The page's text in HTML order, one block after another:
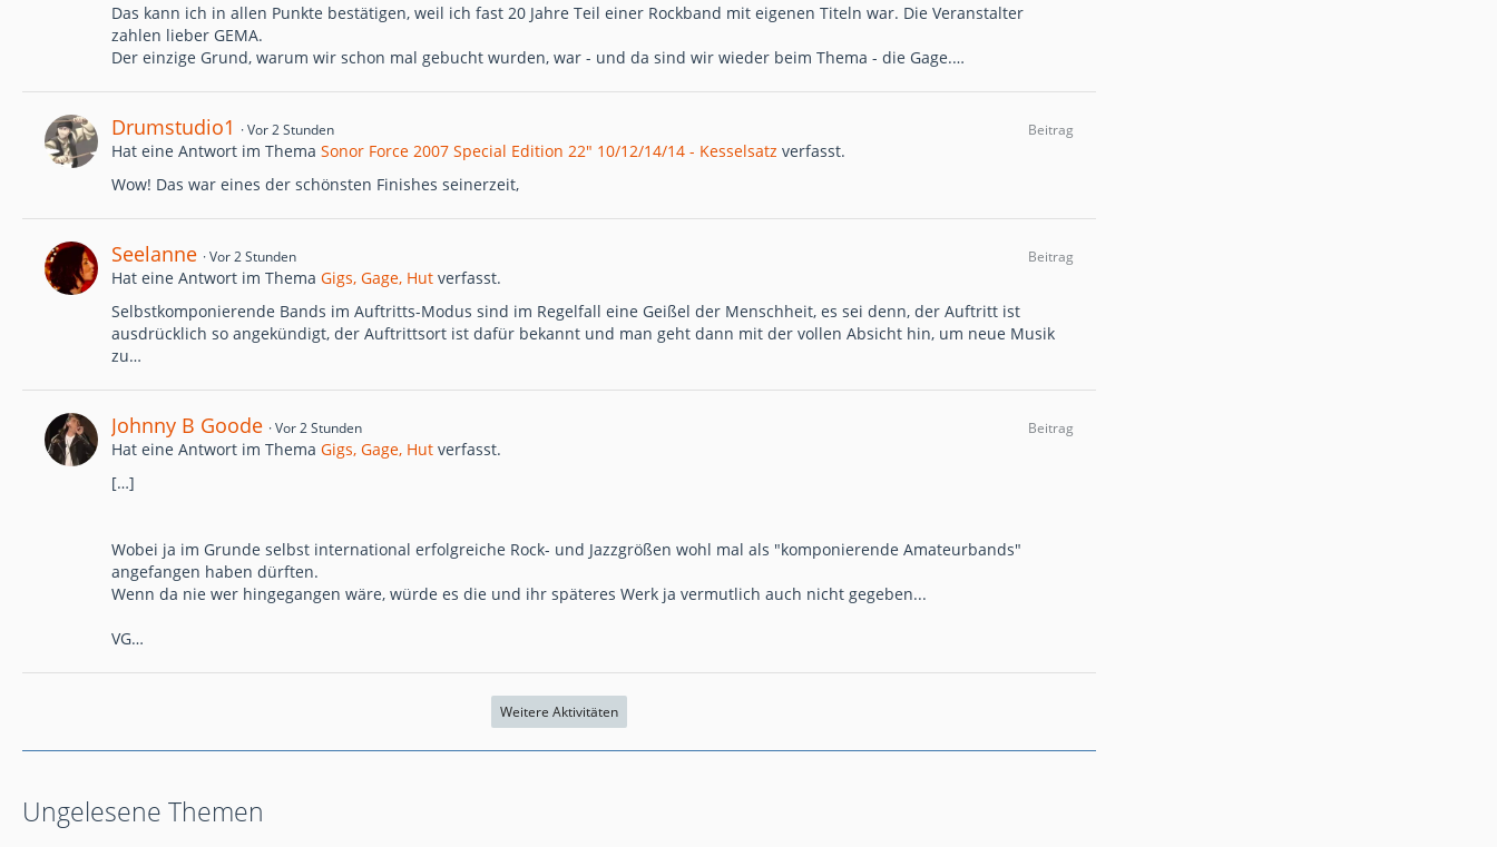
Das kann ich in allen Punkte bestätigen, weil ich fast 20 Jahre Teil einer Rockband mit eigenen Titeln war. Die Veranstalter
zahlen lieber GEMA.
Der einzige Grund, warum wir schon mal gebucht wurden, war - und da sind wir wieder beim Thema - die Gage.…
Drumstudio1 Vor 2 Stunden
Hat eine Antwort im Thema Sonor Force 2007 Special Edition 22" 10/12/14/14 - Kesselsatz verfasst.
Beitrag
Wow! Das war eines der schönsten Finishes seinerzeit,
Seelanne Vor 2 Stunden
Hat eine Antwort im Thema Gigs, Gage, Hut verfasst.
Beitrag
Selbstkomponierende Bands im Auftritts-Modus sind im Regelfall eine Geißel der Menschheit, es sei denn, der Auftritt ist
ausdrücklich so angekündigt, der Auftrittsort ist dafür bekannt und man geht dann mit der vollen Absicht hin, um neue Musik
zu…
Johnny B Goode Vor 2 Stunden
Hat eine Antwort im Thema Gigs, Gage, Hut verfasst.
Beitrag
[…]
Wobei ja im Grunde selbst international erfolgreiche Rock- und Jazzgrößen wohl mal als "komponierende Amateurbands"
angefangen haben dürften.
Wenn da nie wer hingegangen wäre, würde es die und ihr späteres Werk ja vermutlich auch nicht gegeben...
VG…
Weitere Aktivitäten
Ungelesene Themen